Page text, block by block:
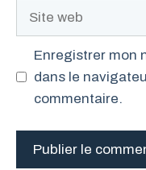
Site
Enregistrer mon
dans le
commentaire.